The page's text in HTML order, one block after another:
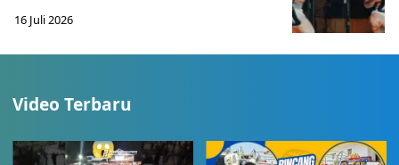
16 Juli 2026
Video Terbaru